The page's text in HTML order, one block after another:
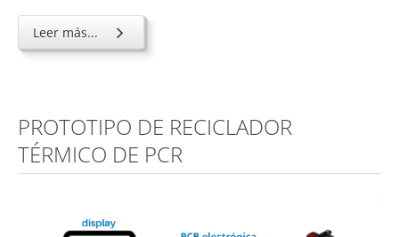
Leer más...
PROTOTIPO DE RECICLADOR
TÉRMICO DE PCR